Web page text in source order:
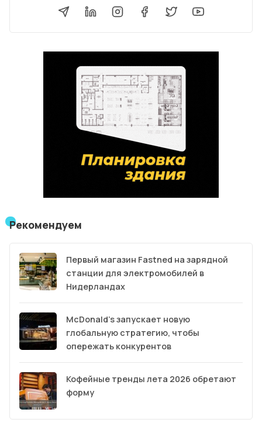
Рекомендуем
Первый магазин Fastned на зарядной
станции для электромобилей в
Нидерландах
McDonald’s запускает новую
глобальную стратегию, чтобы
опережать конкурентов
Кофейные тренды лета 2026 обретают
форму